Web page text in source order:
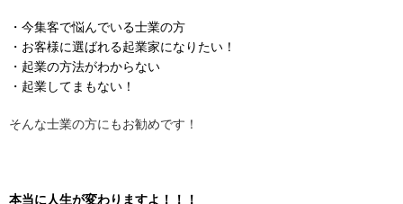
・今集客で悩んでいる士業の方
・お客様に選ばれる起業家になりたい！
・起業の方法がわからない
・起業してまもない！
そんな士業の方にもお勧めです！
本当に人生が変わりますよ！！！